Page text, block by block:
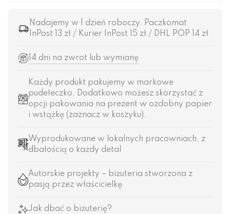
Nadajemy w 1 dzień roboczy. Paczkomat
InPost 13 zł / Kurier InPost 15 zł / DHL POP 14 zł
14 dni na zwrot lub wymianę
Każdy produkt pakujemy w markowe
pudełeczko. Dodatkowo możesz skorzystać z
opcji pakowania na prezent w ozdobny papier
i wstążkę (zaznacz w koszyku).
Wyprodukowane w lokalnych pracowniach, z
dbałością o każdy detal
Autorskie projekty – biżuteria stworzona z
pasją przez właścicielkę
Jak dbać o biżuterię?